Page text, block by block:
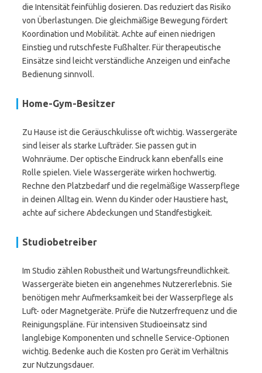
die Intensität feinfühlig dosieren. Das reduziert das Risiko
von Überlastungen. Die gleichmäßige Bewegung fördert
Koordination und Mobilität. Achte auf einen niedrigen
Einstieg und rutschfeste Fußhalter. Für therapeutische
Einsätze sind leicht verständliche Anzeigen und einfache
Bedienung sinnvoll.
Home-Gym-Besitzer
Zu Hause ist die Geräuschkulisse oft wichtig. Wassergeräte
sind leiser als starke Lufträder. Sie passen gut in
Wohnräume. Der optische Eindruck kann ebenfalls eine
Rolle spielen. Viele Wassergeräte wirken hochwertig.
Rechne den Platzbedarf und die regelmäßige Wasserpflege
in deinen Alltag ein. Wenn du Kinder oder Haustiere hast,
achte auf sichere Abdeckungen und Standfestigkeit.
Studiobetreiber
Im Studio zählen Robustheit und Wartungsfreundlichkeit.
Wassergeräte bieten ein angenehmes Nutzererlebnis. Sie
benötigen mehr Aufmerksamkeit bei der Wasserpflege als
Luft- oder Magnetgeräte. Prüfe die Nutzerfrequenz und die
Reinigungspläne. Für intensiven Studioeinsatz sind
langlebige Komponenten und schnelle Service-Optionen
wichtig. Bedenke auch die Kosten pro Gerät im Verhältnis
zur Nutzungsdauer.